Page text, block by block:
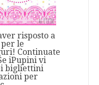
risposto a
le
Continuate
iPupini vi
bigliettini
per